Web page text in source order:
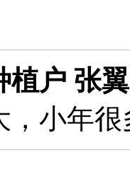
植户 张
，小年